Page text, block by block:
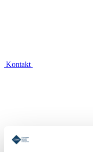
Kontakt
Informace o studiu